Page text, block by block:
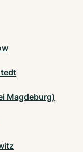
Magdeburg)